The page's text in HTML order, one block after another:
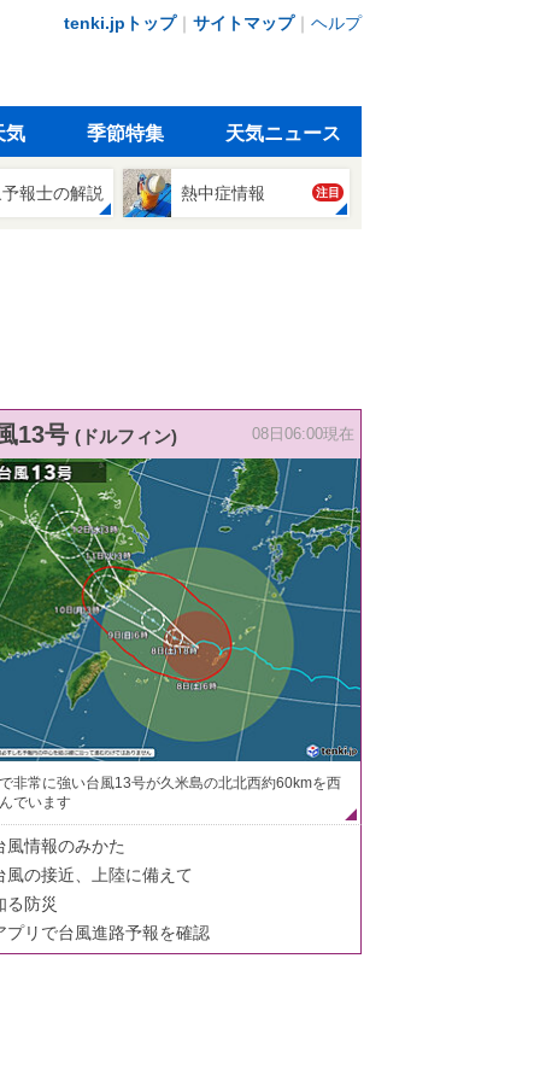
tenki.jpトップ｜ サイトマップ｜ ヘルプ
気 季節特集 天気ニュース
報士の解説 熱中症情報 注目
13号 (ドルフィン) 08日06:00現在
非常に強い台風13号が久米島の北北西約60kmを西
でいます
風情報のみかた
風の接近、上陸に備えて
る防災
プリで台風進路予報を確認